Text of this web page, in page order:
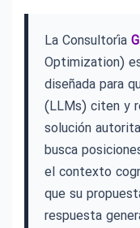
La Consultoría
Optimization)
diseñada para
(LLMs) citen y
solución
busca
el contexto
que su
respuesta